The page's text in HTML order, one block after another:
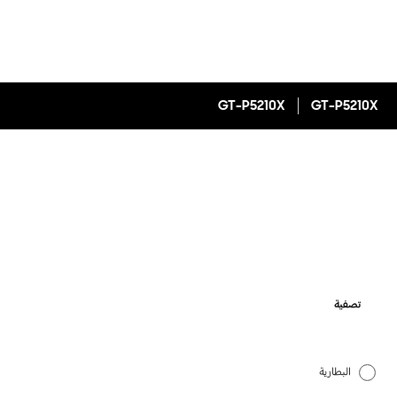
GT-P5210X
GT-P5210X
تصفية
البطارية